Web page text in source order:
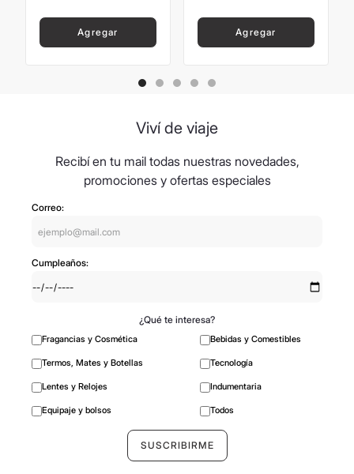
Agregar Agregar
Viví de viaje
Recibí en tu mail todas nuestras novedades,
promociones y ofertas especiales
Correo:
Cumpleaños:
¿Qué te interesa?
Fragancias y Cosmética Bebidas y Comestibles
Termos, Mates y Botellas Tecnología
Lentes y Relojes Indumentaria
Equipaje y bolsos Todos